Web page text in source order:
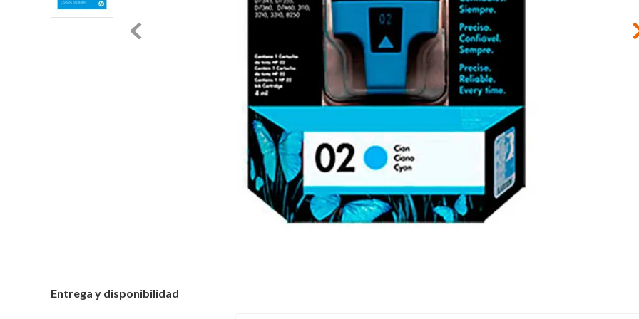
Entrega y disponibilidad